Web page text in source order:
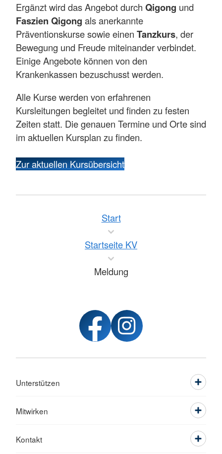
Ergänzt wird das Angebot durch Qigong und
Faszien Qigong als anerkannte
Präventionskurse sowie einen Tanzkurs, der
Bewegung und Freude miteinander verbindet.
Einige Angebote können von den
Krankenkassen bezuschusst werden.
Alle Kurse werden von erfahrenen
Kursleitungen begleitet und finden zu festen
Zeiten statt. Die genauen Termine und Orte sind
im aktuellen Kursplan zu finden.
Zur aktuellen Kursübersicht
Start
Startseite KV
Meldung
Unterstützen
Mitwirken
Kontakt